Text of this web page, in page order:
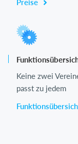
Preise
Keine zwei
passt zu jedem